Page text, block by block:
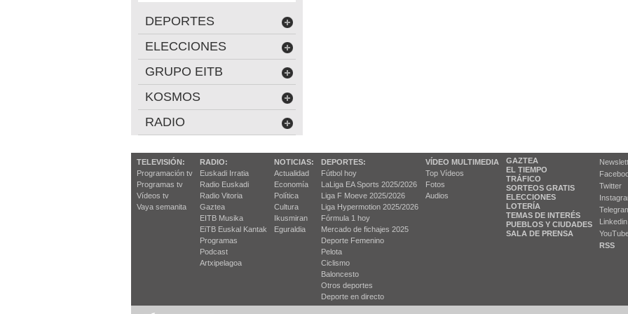
DEPORTES
ELECCIONES
GRUPO EITB
KOSMOS
RADIO
TELEVISIÓN:
Programación tv
Programas tv
Vídeos tv
Vaya semanita
RADIO:
Euskadi Irratia
Radio Euskadi
Radio Vitoria
Gaztea
EITB Musika
EiTB Euskal Kantak
Programas
Podcast
Artxipelagoa
NOTICIAS:
Actualidad
Economía
Política
Cultura
Ikusmiran
Eguraldia
DEPORTES:
Fútbol hoy
LaLiga EA Sports 2025/2026
Liga F Moeve 2025/2026
Liga Hypermotion 2025/2026
Fórmula 1 hoy
Mercado de fichajes 2025
Deporte Femenino
Pelota
Ciclismo
Baloncesto
Otros deportes
Deporte en directo
VÍDEO MULTIMEDIA
Top Vídeos
Fotos
Audios
GAZTEA
EL TIEMPO
TRÁFICO
SORTEOS GRATIS
ELECCIONES
LOTERÍA
TEMAS DE INTERÉS
PUEBLOS Y CIUDADES
SALA DE PRENSA
Twitter
Linkedin
RSS